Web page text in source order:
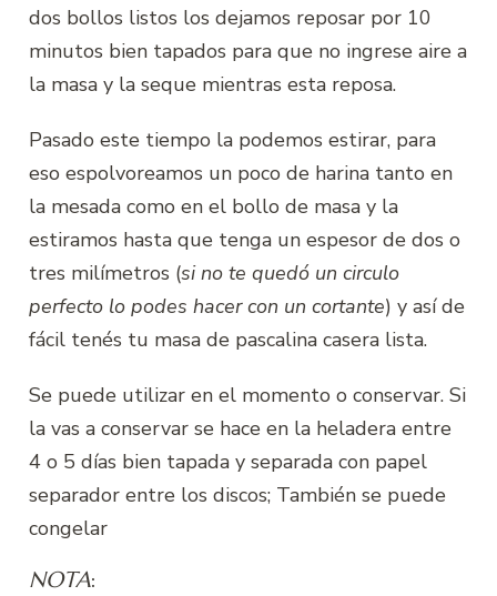
dos bollos listos los dejamos reposar por 10
minutos bien tapados para que no ingrese aire a
la masa y la seque mientras esta reposa.
Pasado este tiempo la podemos estirar, para
eso espolvoreamos un poco de harina tanto en
la mesada como en el bollo de masa y la
estiramos hasta que tenga un espesor de dos o
tres milímetros (si no te quedó un circulo
perfecto lo podes hacer con un cortante) y así de
fácil tenés tu masa de pascalina casera lista.
Se puede utilizar en el momento o conservar. Si
la vas a conservar se hace en la heladera entre
4 o 5 días bien tapada y separada con papel
separador entre los discos; También se puede
congelar
NOTA: